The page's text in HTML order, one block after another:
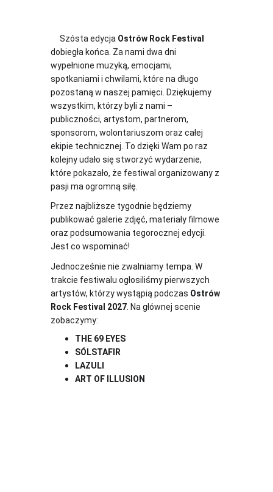
     Szósta edycja
Ostrów Rock Festival
dobiegła końca. Za nami dwa dni
wypełnione muzyką, emocjami,
spotkaniami i chwilami, które na długo
pozostaną w naszej pamięci. Dziękujemy
wszystkim, którzy byli z nami –
publiczności, artystom, partnerom,
sponsorom, wolontariuszom oraz całej
ekipie technicznej. To dzięki Wam po raz
kolejny udało się stworzyć wydarzenie,
które pokazało, że festiwal organizowany z
pasji ma ogromną siłę.
Przez najbliższe tygodnie będziemy
publikować galerie zdjęć, materiały filmowe
oraz podsumowania tegorocznej edycji.
Jest co wspominać!
Jednocześnie nie zwalniamy tempa. W
trakcie festiwalu ogłosiliśmy pierwszych
artystów, którzy wystąpią podczas Ostrów
Rock Festival 2027. Na głównej scenie
zobaczymy:
THE 69 EYES
SÓLSTAFIR
LAZULI
ART OF ILLUSION